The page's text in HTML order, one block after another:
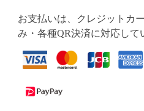
お支払いは、クレジットカ
み・各種QR決済に対応して